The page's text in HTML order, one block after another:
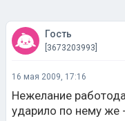
Гость
[3673203993]
16 мая 2009, 17:16
Нежелание
ударило по нему же